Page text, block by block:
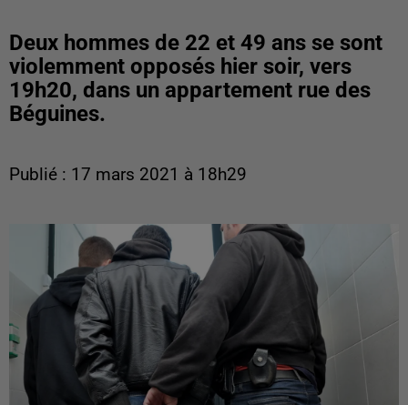
Deux hommes de 22 et 49 ans se sont
violemment opposés hier soir, vers
19h20, dans un appartement rue des
Béguines.
Publié : 17 mars 2021 à 18h29